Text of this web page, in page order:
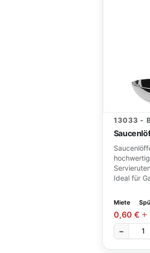
13033 -
Ideal für
Miete
0,60 €
−